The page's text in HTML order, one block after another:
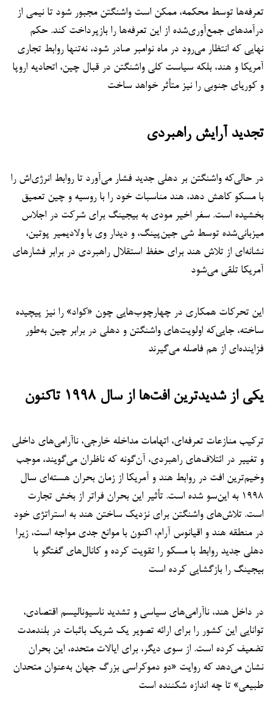
تعرفه‌ها توسط محکمه، ممکن است واشنگتن مجبور شود تا نیمی از
درآمدهای جمع‌آوری‌شده از این تعرفه‌ها را بازپرداخت کند. حکم
نهایی که انتظار می‌رود در ماه نوامبر صادر شود، نه‌تنها روابط تجاری
آمریکا و هند، بلکه سیاست کلی واشنگتن در قبال چین، اتحادیه اروپا
و کوریای جنوبی را نیز متأثر خواهد ساخت
تجدید آرایش راهبردی
در حالی‌که واشنگتن بر دهلی جدید فشار می‌آورد تا روابط انرژی‌اش را
با مسکو کاهش دهد، هند مناسبات خود را با روسیه و چین تعمیق
بخشیده است. سفر اخیر مودی به بیجینگ برای شرکت در اجلاس
میزبانی‌شده توسط شی جین‌پینگ، و دیدار وی با ولادیمیر پوتین،
نشانه‌ای از تلاش هند برای حفظ استقلال راهبردی در برابر فشارهای
آمریکا تلقی می‌شود
این تحرکات همکاری در چهارچوب‌هایی چون «کواد» را نیز پیچیده
ساخته، جایی‌که اولویت‌های واشنگتن و دهلی در برابر چین به‌طور
فزاینده‌ای از هم فاصله می‌گیرند
یکی از شدیدترین افت‌ها از سال ۱۹۹۸ تاکنون
ترکیب منازعات تعرفه‌ای، اتهامات مداخله خارجی، ناآرامی‌های داخلی
و تغییر در ائتلاف‌های راهبردی، آن‌گونه که ناظران می‌گویند، موجب
وخیم‌ترین افت در روابط هند و آمریکا از زمان بحران هسته‌ای سال
۱۹۹۸ به این‌سو شده است. تأثیر این بحران فراتر از بخش تجارت
است. تلاش‌های واشنگتن برای نزدیک ساختن هند به استراتژی خود
در منطقه هند و اقیانوس آرام، اکنون با موانع جدی مواجه است، زیرا
دهلی جدید روابط با مسکو را تقویت کرده و کانال‌های گفتگو با
بیجینگ را بازگشایی کرده است
در داخل هند، ناآرامی‌های سیاسی و تشدید ناسیونالیسم اقتصادی،
توانایی این کشور را برای ارائه تصویر یک شریک باثبات در بلندمدت
تضعیف کرده است. از سوی دیگر، برای ایالات متحده، این بحران
نشان می‌دهد که روایت «دو دموکراسی بزرگ جهان به‌عنوان متحدان
طبیعی» تا چه اندازه شکننده است